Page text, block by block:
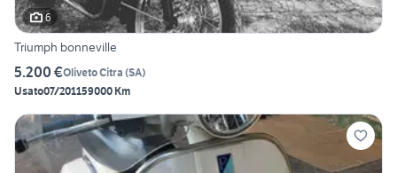
6
Triumph bonneville
5.200 €Oliveto Citra (SA)
Usato07/201159000 Km